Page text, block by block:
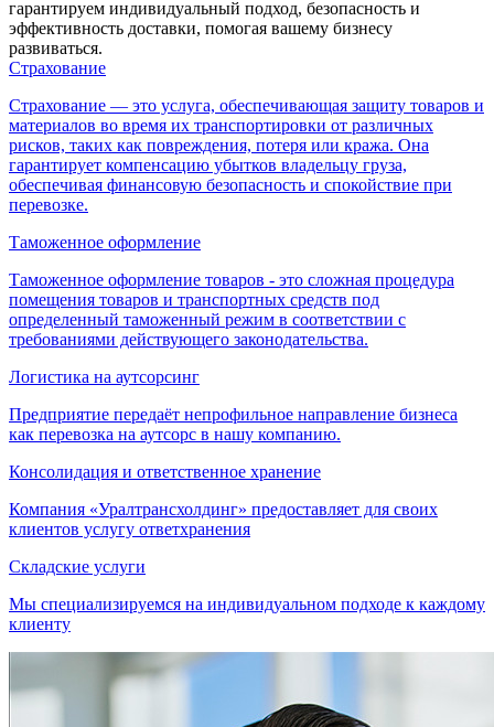
гарантируем индивидуальный подход, безопасность и
эффективность доставки, помогая вашему бизнесу
развиваться.
Страхование
Страхование — это услуга, обеспечивающая защиту товаров и
материалов во время их транспортировки от различных
рисков, таких как повреждения, потеря или кража. Она
гарантирует компенсацию убытков владельцу груза,
обеспечивая финансовую безопасность и спокойствие при
перевозке.
Таможенное оформление
Таможенное оформление товаров - это сложная процедура
помещения товаров и транспортных средств под
определенный таможенный режим в соответствии с
требованиями действующего законодательства.
Логистика на аутсорсинг
Предприятие передаёт непрофильное направление бизнеса
как перевозка на аутсорс в нашу компанию.
Консолидация и ответственное хранение
Компания «Уралтрансхолдинг» предоставляет для своих
клиентов услугу ответхранения
Складские услуги
Мы специализируемся на индивидуальном подходе к каждому
клиенту